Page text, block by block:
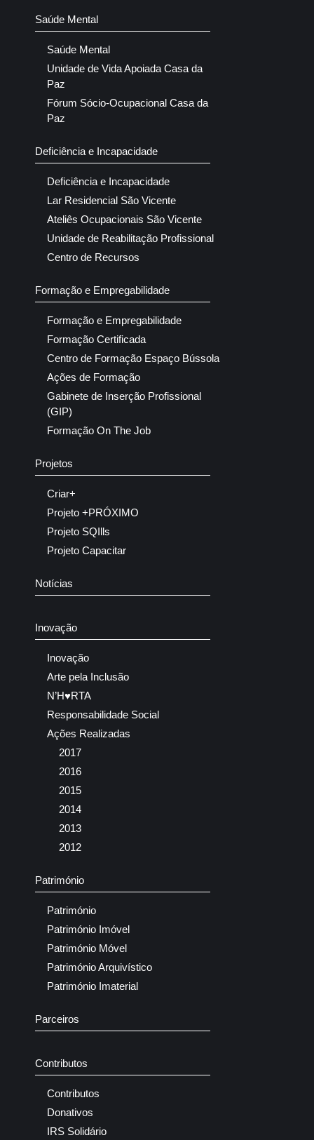
Saúde Mental
Saúde Mental
Unidade de Vida Apoiada Casa da
Paz
Fórum Sócio-Ocupacional Casa da
Paz
Deficiência e Incapacidade
Deficiência e Incapacidade
Lar Residencial São Vicente
Ateliês Ocupacionais São Vicente
Unidade de Reabilitação Profissional
Centro de Recursos
Formação e Empregabilidade
Formação e Empregabilidade
Formação Certificada
Centro de Formação Espaço Bússola
Ações de Formação
Gabinete de Inserção Profissional
(GIP)
Formação On The Job
Projetos
Criar+
Projeto +PRÓXIMO
Projeto SQIlls
Projeto Capacitar
Notícias
Inovação
Inovação
Arte pela Inclusão
N’H♥RTA
Responsabilidade Social
Ações Realizadas
2017
2016
2015
2014
2013
2012
Património
Património
Património Imóvel
Património Móvel
Património Arquivístico
Património Imaterial
Parceiros
Contributos
Contributos
Donativos
IRS Solidário